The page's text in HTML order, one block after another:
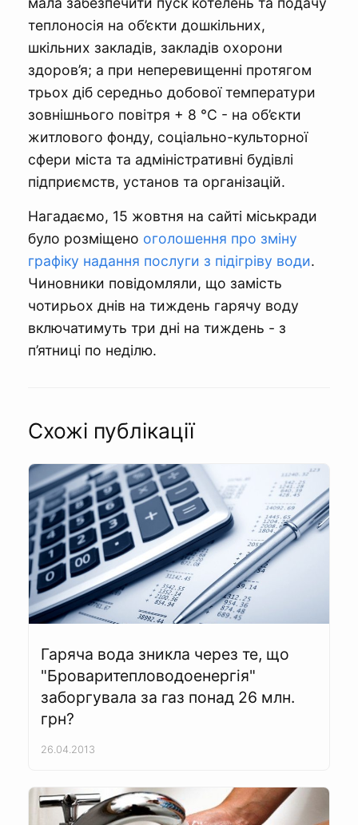
теплоносія на об’єкти дошкільних,
шкільних закладів, закладів охорони
здоров’я; а при неперевищенні протягом
трьох діб середньо добової температури
зовнішнього повітря + 8 °С - на об’єкти
житлового фонду, соціально-культорної
сфери міста та адміністративні будівлі
підприємств, установ та організацій.
Нагадаємо, 15 жовтня на сайті міськради
було розміщено оголошення про зміну
графіку надання послуги з підігріву води.
Чиновники повідомляли, що замість
чотирьох днів на тиждень гарячу воду
включатимуть три дні на тиждень - з
п’ятниці по неділю.
Схожі публікації
Гаряча вода зникла через те, що
"Броваритепловодоенергія"
заборгувала за газ понад 26 млн.
грн?
26.04.2013